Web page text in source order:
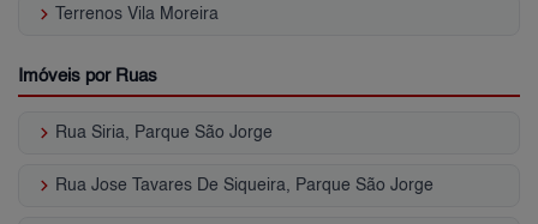
keyboard_arrow_right Terrenos Vila Moreira
Imóveis por Ruas
keyboard_arrow_right Rua Siria, Parque São Jorge
keyboard_arrow_right Rua Jose Tavares De Siqueira, Parque São Jorge